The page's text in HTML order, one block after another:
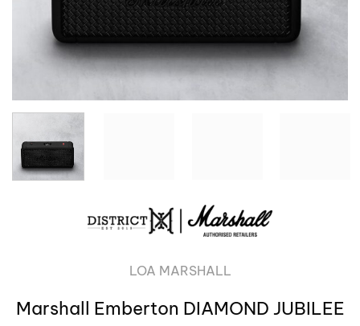
LOA MARSHALL
Marshall Emberton DIAMOND JUBILEE